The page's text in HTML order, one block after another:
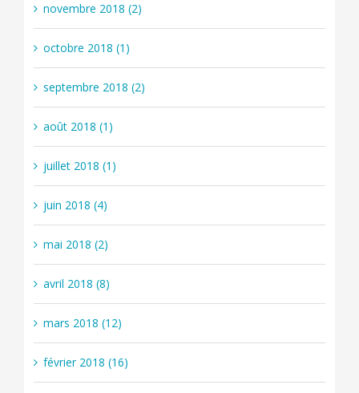
novembre 2018 (2)
octobre 2018 (1)
septembre 2018 (2)
août 2018 (1)
juillet 2018 (1)
juin 2018 (4)
mai 2018 (2)
avril 2018 (8)
mars 2018 (12)
février 2018 (16)